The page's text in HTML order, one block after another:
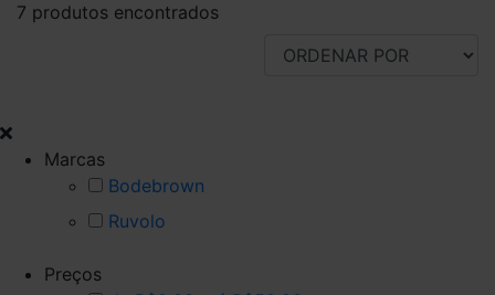
7 produtos encontrados
Marcas
Bodebrown
Ruvolo
Preços